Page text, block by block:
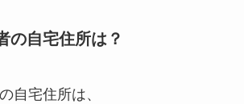
の自宅住所は？
自宅住所は、